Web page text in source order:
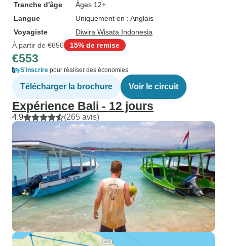
Tranche d'âge
Âges 12+
Langue
Uniquement en : Anglais
Voyagiste
Diwira Wisata Indonesia
À partir de €650 15% de remise
€553
S'inscrire pour réaliser des économies
Télécharger la brochure Voir le circuit
Expérience Bali - 12 jours
4.9 (265 avis)